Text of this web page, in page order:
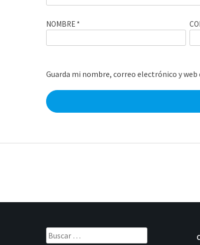
NOMBRE *
Guarda mi nombre, correo electrónico y
Buscar: